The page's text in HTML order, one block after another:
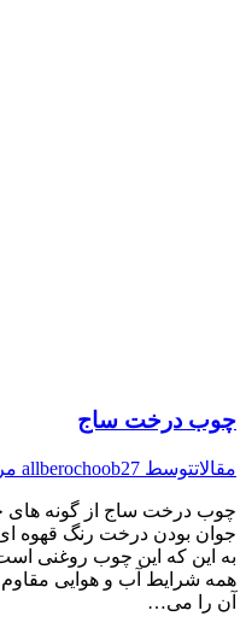
چوب درخت ساج
مقالاتتوسط allberochoob27 مرداد, 1400
چوب درخت ساج از گونه
جوان بودن درخت رنگ قهوه
به این که این چوب روغنی
همه شرایط آب و هوایی
آن را می…